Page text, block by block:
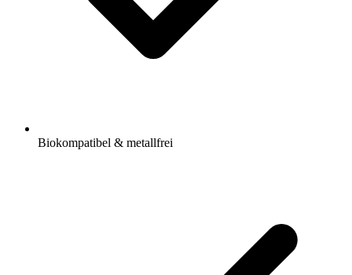
Biokompatibel & metallfrei